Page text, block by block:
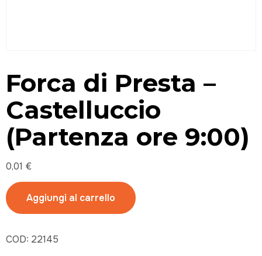
Forca di Presta –
Castelluccio
(Partenza ore 9:00)
0,01 €
Aggiungi al carrello
COD: 22145